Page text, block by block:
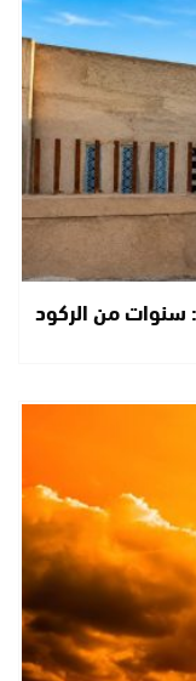
سنوات من الركود